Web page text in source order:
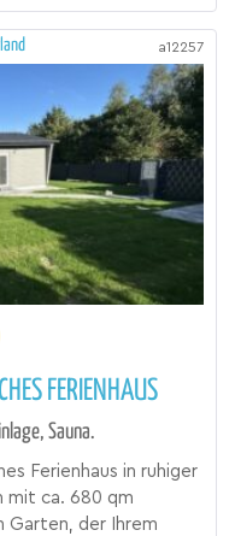
a12257
FERIENHAUS
Sauna.
Ferienhaus in ruhiger
mit ca. 680 qm
Garten, der Ihrem